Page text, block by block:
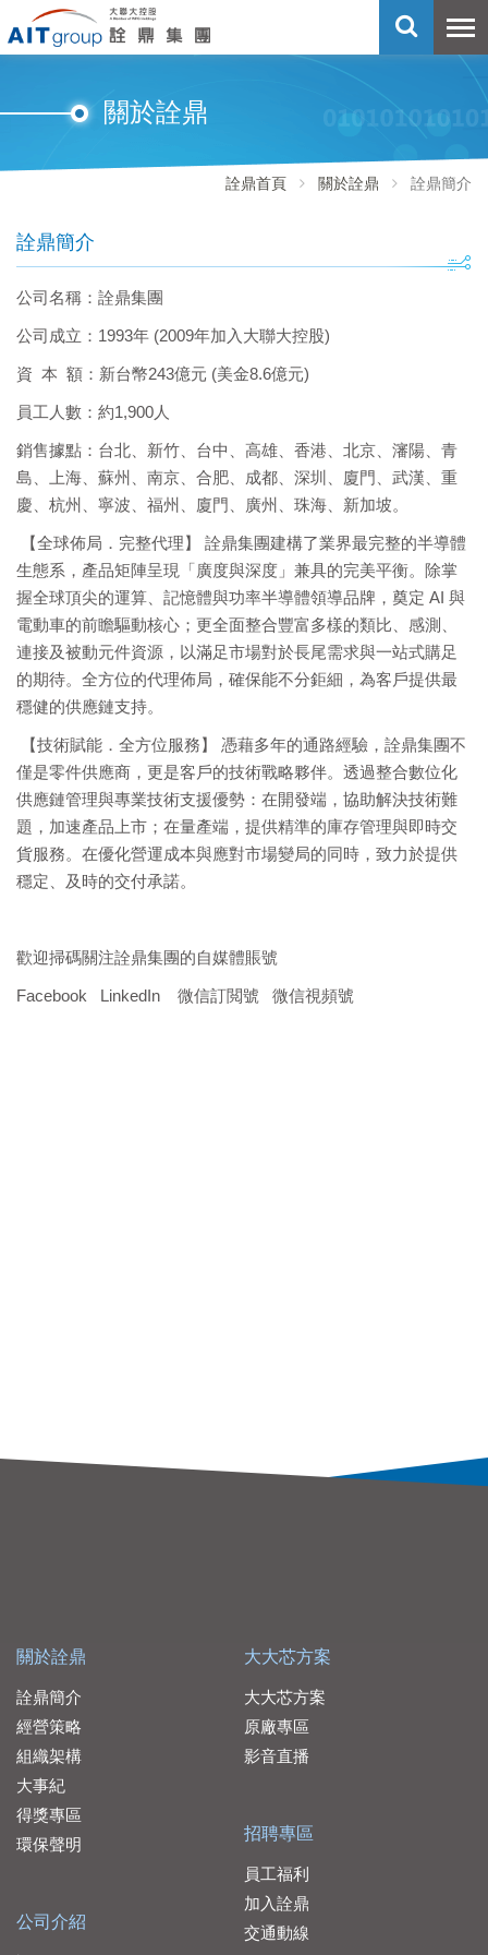
關於詮鼎
詮鼎首頁 關於詮鼎 詮鼎簡介
詮鼎簡介
公司名稱：詮鼎集團
公司成立：1993年 (2009年加入大聯大控股)
資 本 額：新台幣243億元 (美金8.6億元)
員工人數：約1,900人
銷售據點：台北、新竹、台中、高雄、香港、北京、瀋陽、青
島、上海、蘇州、南京、合肥、成都、深圳、廈門、武漢、重
慶、杭州、寧波、福州、廈門、廣州、珠海、新加坡。
【全球佈局．完整代理】 詮鼎集團建構了業界最完整的半導體
生態系，產品矩陣呈現「廣度與深度」兼具的完美平衡。除掌
握全球頂尖的運算、記憶體與功率半導體領導品牌，奠定 AI 與
電動車的前瞻驅動核心；更全面整合豐富多樣的類比、感測、
連接及被動元件資源，以滿足市場對於長尾需求與一站式購足
的期待。全方位的代理佈局，確保能不分鉅細，為客戶提供最
穩健的供應鏈支持。
【技術賦能．全方位服務】 憑藉多年的通路經驗，詮鼎集團不
僅是零件供應商，更是客戶的技術戰略夥伴。透過整合數位化
供應鏈管理與專業技術支援優勢：在開發端，協助解決技術難
題，加速產品上市；在量產端，提供精準的庫存管理與即時交
貨服務。在優化營運成本與應對市場變局的同時，致力於提供
穩定、及時的交付承諾。
歡迎掃碼關注詮鼎集團的自媒體賬號
Facebook LinkedIn 微信訂閲號 微信視頻號
關於詮鼎
詮鼎簡介
經營策略
組織架構
大事紀
得獎專區
環保聲明
公司介紹
大大芯方案
大大芯方案
原廠專區
影音直播
招聘專區
員工福利
加入詮鼎
交通動線